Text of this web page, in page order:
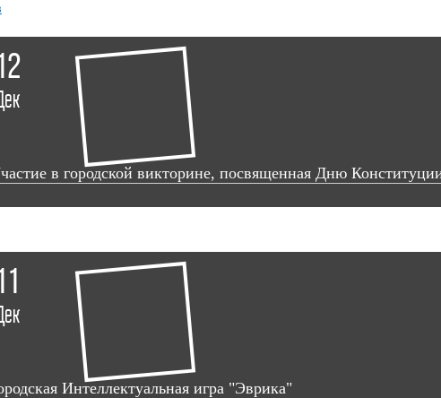
в городской викторине, посвященная Дню
Интеллектуальная игра "Эврика"